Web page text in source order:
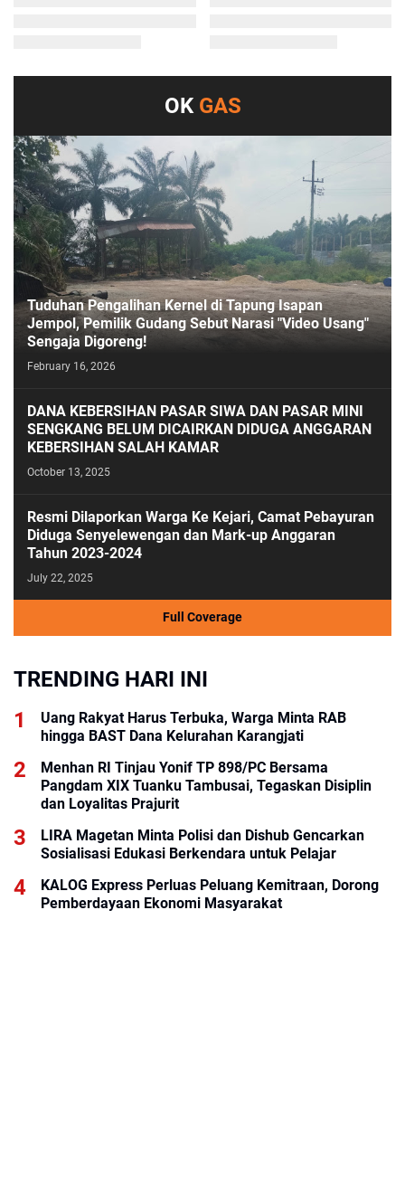
OK GAS
Tuduhan Pengalihan Kernel di Tapung Isapan
Jempol, Pemilik Gudang Sebut Narasi "Video Usang"
Sengaja Digoreng!
February 16, 2026
DANA KEBERSIHAN PASAR SIWA DAN PASAR MINI
SENGKANG BELUM DICAIRKAN DIDUGA ANGGARAN
KEBERSIHAN SALAH KAMAR
October 13, 2025
Resmi Dilaporkan Warga Ke Kejari, Camat Pebayuran
Diduga Senyelewengan dan Mark-up Anggaran
Tahun 2023-2024
July 22, 2025
Full Coverage
TRENDING HARI INI
Uang Rakyat Harus Terbuka, Warga Minta RAB
hingga BAST Dana Kelurahan Karangjati
Menhan RI Tinjau Yonif TP 898/PC Bersama
Pangdam XIX Tuanku Tambusai, Tegaskan Disiplin
dan Loyalitas Prajurit
LIRA Magetan Minta Polisi dan Dishub Gencarkan
Sosialisasi Edukasi Berkendara untuk Pelajar
KALOG Express Perluas Peluang Kemitraan, Dorong
Pemberdayaan Ekonomi Masyarakat